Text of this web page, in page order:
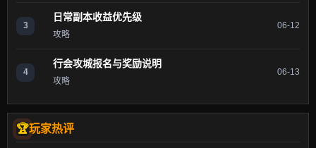
3
日常副本收益优先级
攻略
06-12
4
行会攻城报名与奖励说明
攻略
06-13
玩家热评